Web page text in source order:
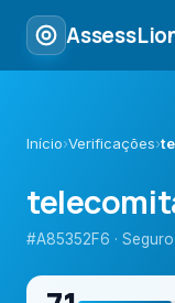
Início›Verificações›
#A85352F6 · Seguro